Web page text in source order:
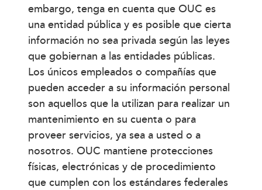
embargo, tenga en cuenta que OUC es
una entidad pública y es posible que cierta
información no sea privada según las leyes
que gobiernan a las entidades públicas.
Los únicos empleados o compañías que
pueden acceder a su información personal
son aquellos que la utilizan para realizar un
mantenimiento en su cuenta o para
proveer servicios, ya sea a usted o a
nosotros. OUC mantiene protecciones
físicas, electrónicas y de procedimiento
que cumplen con los estándares federales